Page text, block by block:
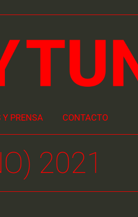
Y PRENSA CONTACTO
2021